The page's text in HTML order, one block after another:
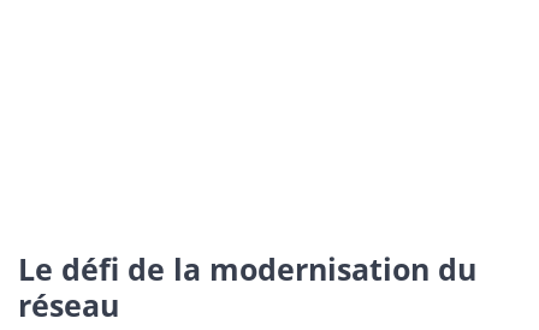
Le défi de la modernisation du
réseau